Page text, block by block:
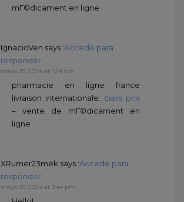
mГ©dicament en ligne
IgnacioVen says :Accede para
responder
mayo 25, 2024 at 1:24 pm
pharmacie en ligne france
livraison internationale: cialis prix
– vente de mГ©dicament en
ligne
XRumer23mek says :Accede para
responder
mayo 25, 2024 at 3:44 pm